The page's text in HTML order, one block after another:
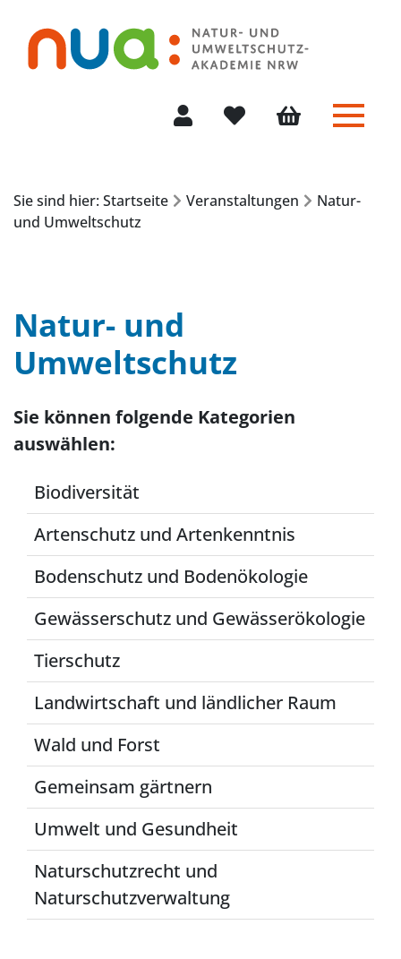
Menü
Sie sind hier: Startseite Veranstaltungen
Natur-
und Umweltschutz
Natur- und
Umweltschutz
Sie können folgende Kategorien
auswählen:
Biodiversität
Artenschutz und Artenkenntnis
Bodenschutz und Bodenökologie
Gewässerschutz und Gewässerökologie
Tierschutz
Landwirtschaft und ländlicher Raum
Wald und Forst
Gemeinsam gärtnern
Umwelt und Gesundheit
Naturschutzrecht und
Naturschutzverwaltung